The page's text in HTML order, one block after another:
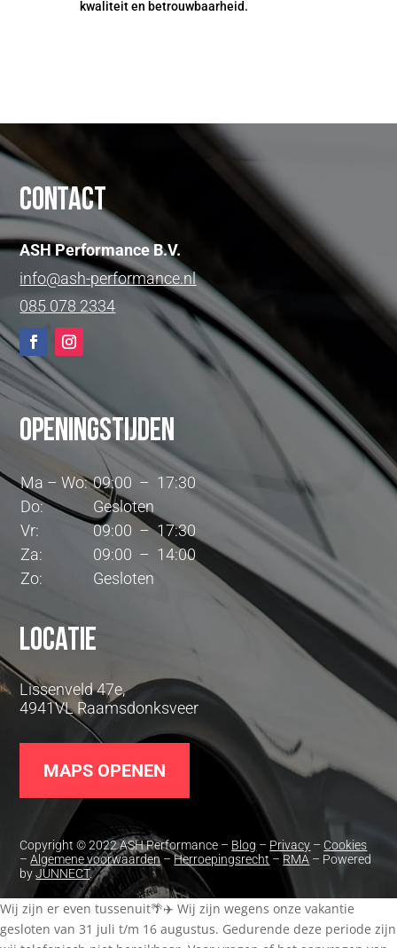
kwaliteit en betrouwbaarheid.
Contact
ASH Performance B.V.
info@ash-performance.nl
085 078 2334
Openingstijden
Ma – Wo: 09:00 – 17:30
Do:
Gesloten
Vr:
09:00 – 17:30
Za:
09:00 – 14:00
Zo:
Gesloten
Locatie
Lissenveld 47e,
4941VL Raamsdonksveer
MAPS OPENEN
Copyright © 2022 ASH Performance – Blog – Privacy – Cookies
–Algemene voorwaarden–Herroepingsrecht –RMA – Powered
byJUNNECT.
Wij zijn er even tussenuit🌴✈️ Wij zijn wegens onze vakantie
gesloten van 31 juli t/m 16 augustus. Gedurende deze periode zijn